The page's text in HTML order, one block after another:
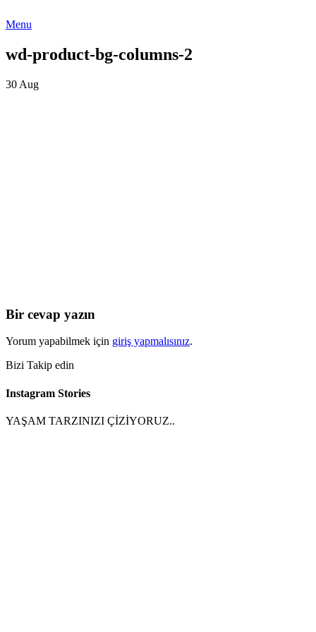
Menu
wd-product-bg-columns-2
30 Aug
Bir cevap yazın
Yorum yapabilmek için giriş yapmalısınız.
Bizi Takip edin
Instagram Stories
YAŞAM TARZINIZI ÇİZİYORUZ..